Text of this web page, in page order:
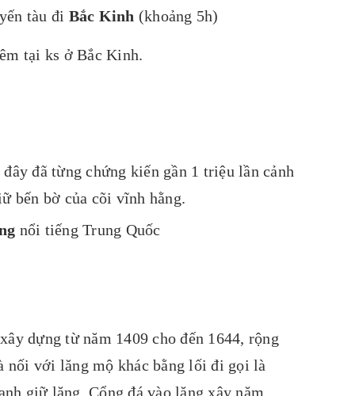
tàu đi Bắc Kinh (khoảng 5h)
tại ks ở Bắc Kinh.
đã từng chứng kiến gần 1 triệu lần cảnh
bến bờ của cõi vĩnh hằng.
nổi tiếng Trung Quốc
dựng từ năm 1409 cho đến 1644, rộng
nối với lăng mộ khác bằng lối đi gọi là
giữ lăng. Cổng đá vào lăng xây năm